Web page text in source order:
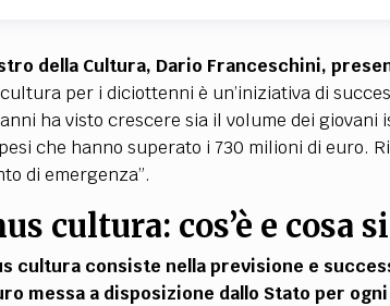
della Cultura, Dario Franceschini,
per i diciottenni è un’iniziativa di
ha visto crescere sia il volume dei
che hanno superato i 730 milioni di euro.
di emergenza”.
cultura: cos’è e cosa
cultura consiste nella previsione e
messa a disposizione dallo Stato per